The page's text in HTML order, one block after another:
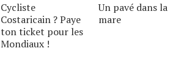
Cycliste
Costaricain ? Paye
ton ticket pour les
Mondiaux !
Un pavé dans la
mare